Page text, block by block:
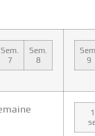
Sem.
7
Sem.
8
9